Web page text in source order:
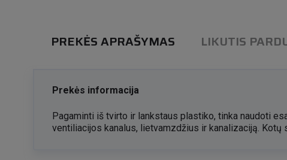
PREKĖS APRAŠYMAS LIKUTIS
Prekės informacija
Pagaminti iš tvirto ir lankstaus plastiko, tinka naudoti
ventiliacijos kanalus, lietvamzdžius ir kanalizaciją.